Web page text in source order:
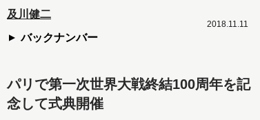
及川健二
バックナンバー
2018.11.11
パリで第一次世界大戦終結100周年を記
念して式典開催